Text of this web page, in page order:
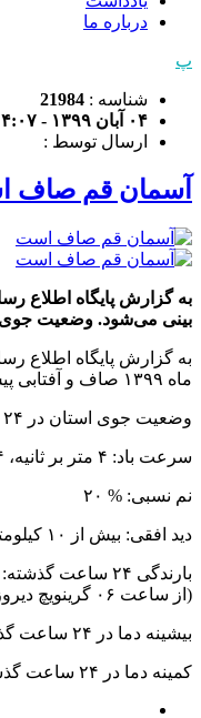
درباره ما
پ
شناسه : 21984
۰۴ آبان ۱۳۹۹ - ۱۴:۰۷
ارسال توسط :
آسمان قم صاف
بینی می‌شود. وضعیت جوی استان در ۲۴ ساعت آینده صاف همراه با وزش باد ملایم پیش
به گزارش پایگاه اطلاع
ماه ۱۳۹۹ صاف و آفتابی پیش بینی می‌شود.
وضعیت جوی استان در ۲۴ ساعت آینده صاف همراه با وزش باد ملایم پیش بینی شده است.
سرعت باد: ۴ متر بر ثانیه، ۱۴ کیلومتر بر ساعت
نم نسبی: % ۲۰
دید افقی: بیش از ۱۰ کیلومتر
بارندگی ۲۴ ساعت گذشته: صفر میلیمتر
(از ساعت ۰۶ گرینویچ دیروز تا ساعت ۰۶ گرینویچ امروز)
بیشینه دما در ۲۴ ساعت گذشته: ۲۶° c
کمینه دما در ۲۴ ساعت گذشته: ۶° c